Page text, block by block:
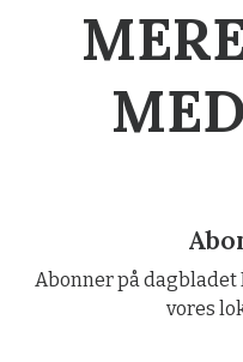
Abonner på
vores